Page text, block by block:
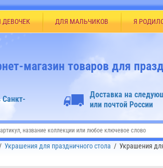
ДЕВОЧЕК ДЛЯ МАЛЬЧИКОВ Я
магазин товаров для
Санкт-
Доставка на
или почтой России
/ Украшения для праздничного стола / Украшения